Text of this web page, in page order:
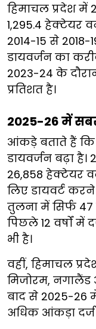
हिमाचल प्रदेश में
1,295.4 हेक्टेयर
2014-15 से
डायवर्जन का
2023-24 के
प्रतिशत है।
2025-26 में
आंकड़े बताते हैं
डायवर्जन बढ़ा
26,858 हेक्टेयर
लिए डायवर्ट
तुलना में सिर्फ
पिछले 12 वर्षों में
भी है।
वहीं, हिमाचल
मिजोरम, नगालैंड
बाद से 2025-26
अधिक आंकड़ा दर्ज